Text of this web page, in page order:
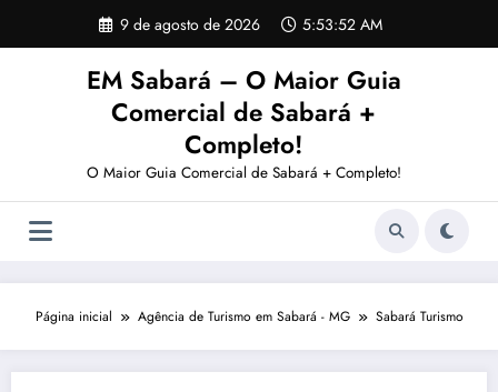
o
9 de agosto de 2026 5:53:53 AM
EM Sabará – O Maior Guia
Comercial de Sabará +
Completo!
O Maior Guia Comercial de Sabará + Completo!
Página inicial Agência de Turismo em Sabará - MG Sabará Turismo